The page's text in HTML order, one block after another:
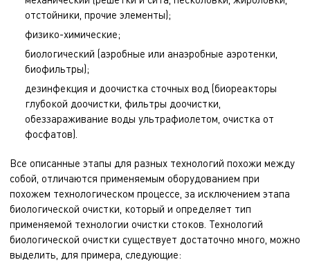
отстойники, прочие элементы);
физико-химические;
биологический (аэробные или анаэробные аэротенки,
биофильтры);
дезинфекция и доочистка сточных вод (биореакторы
глубокой доочистки, фильтры доочистки,
обеззараживание воды ультрафиолетом, очистка от
фосфатов).
Все описанные этапы для разных технологий похожи между
собой, отличаются применяемым оборудованием при
похожем технологическом процессе, за исключением этапа
биологической очистки, который и определяет тип
применяемой технологии очистки стоков. Технологий
биологической очистки существует достаточно много, можно
выделить, для примера, следующие: